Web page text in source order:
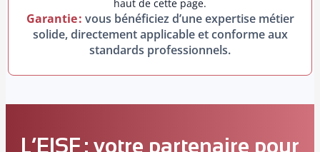
haut de cette page.
Garantie : vous bénéficiez d’une expertise métier
solide, directement applicable et conforme aux
standards professionnels.
L’EISF : votre partenaire pour